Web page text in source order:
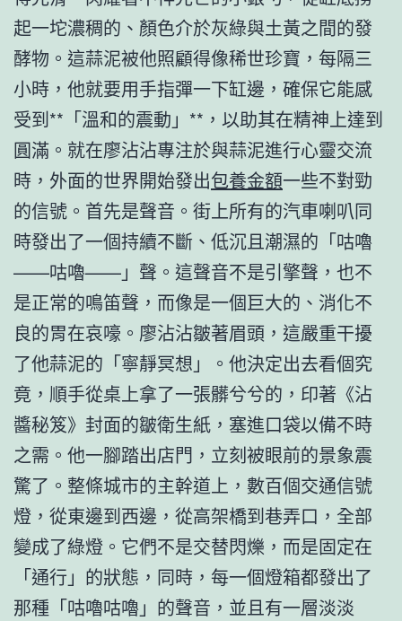
起一坨濃稠的、顏色介於灰綠與土黃之間的發
酵物。這蒜泥被他照顧得像稀世珍寶，每隔三
小時，他就要用手指彈一下缸邊，確保它能感
受到**「溫和的震動」**，以助其在精神上達到
圓滿。就在廖沾沾專注於與蒜泥進行心靈交流
時，外面的世界開始發出包養金額一些不對勁
的信號。首先是聲音。街上所有的汽車喇叭同
時發出了一個持續不斷、低沉且潮濕的「咕嚕
——咕嚕——」聲。這聲音不是引擎聲，也不
是正常的鳴笛聲，而像是一個巨大的、消化不
良的胃在哀嚎。廖沾沾皺著眉頭，這嚴重干擾
了他蒜泥的「寧靜冥想」。他決定出去看個究
竟，順手從桌上拿了一張髒兮兮的，印著《沾
醬秘笈》封面的皺衛生紙，塞進口袋以備不時
之需。他一腳踏出店門，立刻被眼前的景象震
驚了。整條城市的主幹道上，數百個交通信號
燈，從東邊到西邊，從高架橋到巷弄口，全部
變成了綠燈。它們不是交替閃爍，而是固定在
「通行」的狀態，同時，每一個燈箱都發出了
那種「咕嚕咕嚕」的聲音，並且有一層淡淡